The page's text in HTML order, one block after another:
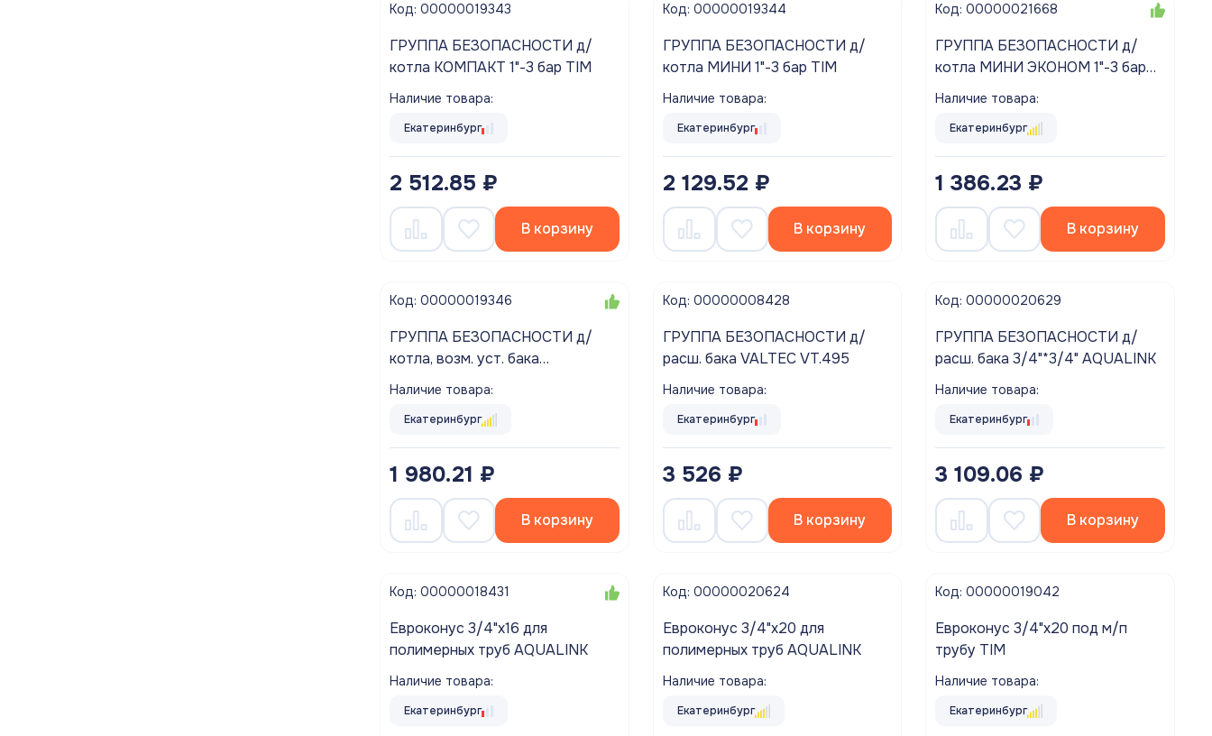
Код: 00000019343
ГРУППА БЕЗОПАСНОСТИ д/
котла КОМПАКТ 1"-3 бар TIM
Наличие товара:
Екатеринбург
2 512.85 ₽
В корзину
Код: 00000019344
ГРУППА БЕЗОПАСНОСТИ д/
котла МИНИ 1"-3 бар TIM
Наличие товара:
Екатеринбург
2 129.52 ₽
В корзину
Код: 00000021668
ГРУППА БЕЗОПАСНОСТИ д/
котла МИНИ ЭКОНОМ 1"-3 бар
ZEGOR QS-5802E (возд-к и
маном. 6 бар, раб. давл. 10 бар)
Наличие товара:
Екатеринбург
1 386.23 ₽
В корзину
Код: 00000019346
ГРУППА БЕЗОПАСНОСТИ д/
котла, возм. уст. бака
(COMPACT) 3/4"-3 бар TIM
Наличие товара:
Екатеринбург
1 980.21 ₽
В корзину
Код: 00000008428
ГРУППА БЕЗОПАСНОСТИ д/
расш. бака VALTEC VT.495
Наличие товара:
Екатеринбург
3 526 ₽
В корзину
Код: 00000020629
ГРУППА БЕЗОПАСНОСТИ д/
расш. бака 3/4"*3/4" AQUALINK
Наличие товара:
Екатеринбург
3 109.06 ₽
В корзину
Код: 00000018431
Евроконус 3/4"х16 для
полимерных труб AQUALINK
Наличие товара:
Екатеринбург
Код: 00000020624
Евроконус 3/4"х20 для
полимерных труб AQUALINK
Наличие товара:
Екатеринбург
Код: 00000019042
Евроконус 3/4"х20 под м/п
трубу TIM
Наличие товара:
Екатеринбург